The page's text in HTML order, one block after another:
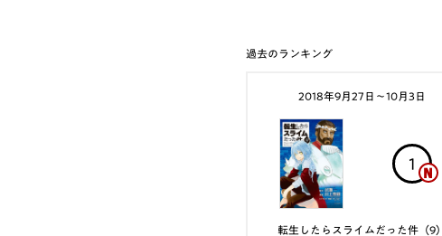
過去のランキング
2018年9月27日〜10月3日
1
転生したらスライムだった件（9）